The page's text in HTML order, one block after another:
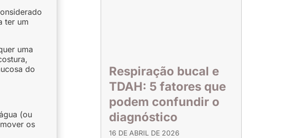
ter um
uma
do
(ou
os
Respiração bucal e
TDAH: 5 fatores que
podem confundir o
diagnóstico
16 DE ABRIL DE 2026